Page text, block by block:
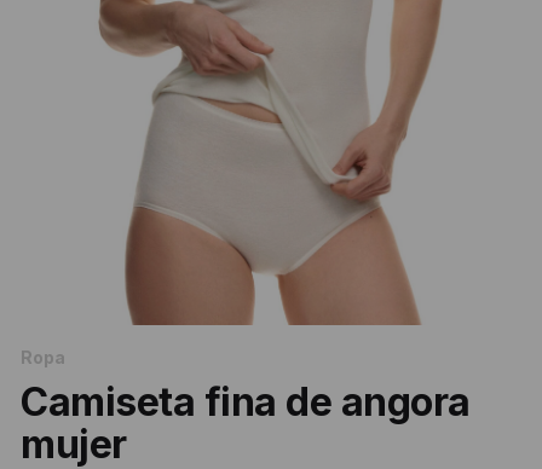
Ropa
Camiseta fina de angora
mujer